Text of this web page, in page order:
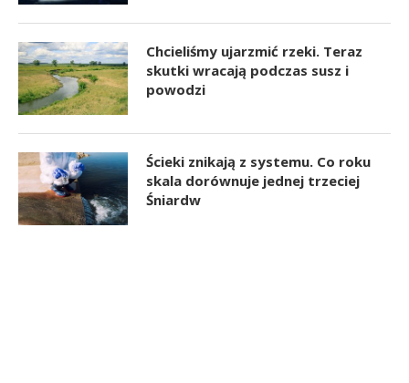
Chcieliśmy ujarzmić rzeki. Teraz
skutki wracają podczas susz i
powodzi
Ścieki znikają z systemu. Co roku
skala dorównuje jednej trzeciej
Śniardw